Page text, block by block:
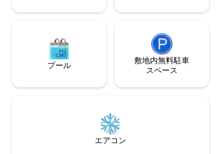
・アイロン 【バス・アメニティ】 ・バス
タブ・シャワー・ウォシュレット ・シャ
イヤー ・歯ブラシ・綿棒
粧水、乳液もご準備
す。洗剤は、自動投入で
は、日本でも珍し
ります。 ▪️ベッド
マットレスとなってお
宅ですので、冬は
ておりますので、
プール
敷地内無料駐⁠車
ス⁠ペ⁠ー⁠ス
エアコン